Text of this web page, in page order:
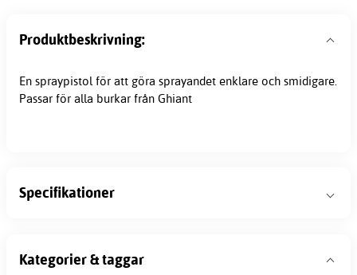
Produktbeskrivning:
En spraypistol för att göra sprayandet enklare och smidigare.
Passar för alla burkar från Ghiant
Specifikationer
Kategorier & taggar